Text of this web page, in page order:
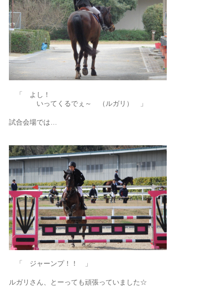
「 よし！
いってくるでぇ～ （ルガリ） 」
試合会場では…
「 ジャーンプ！！ 」
ルガリさん、とーっても頑張っていました☆